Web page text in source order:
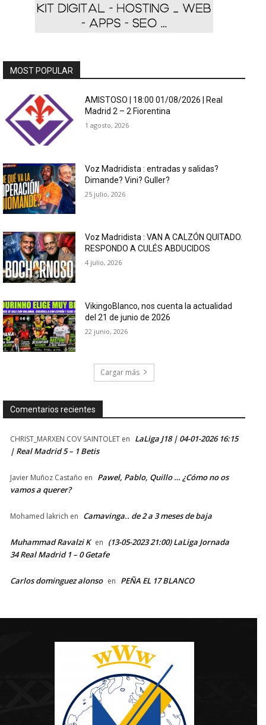
MOST POPULAR
AMISTOSO | 18:00 01/08/2026 | Real
Madrid 2 – 2 Fiorentina
1 agosto, 2026
Voz Madridista : entradas y salidas?
Dimande? Vini? Guller?
25 julio, 2026
Voz Madridista : VAN A CALZÓN QUITADO.
RESPONDO A CULÉS ABDUCIDOS
4 julio, 2026
VikingoBlanco, nos cuenta la actualidad
del 21 de junio de 2026
22 junio, 2026
Cargar más
Comentarios recientes
CHRIST_MARXEN COV SAINTOLET en LaLiga J18 | 04-01-2026 16:15
| Real Madrid 5 – 1 Betis
Javier Muñoz Castaño en Pawel, Pablo, Quillo … ¿Cómo no os
vamos a querer?
Mohamed lakrich en Camavinga.. de 2 a 3 meses de baja
Muhammad Ravalzi K en (13-05-2023 21:00) LaLiga Jornada
34 Real Madrid 1 – 0 Getafe
Carlos dominguez alonso en PEÑA EL 17 BLANCO